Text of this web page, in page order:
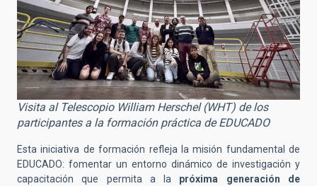
Visita al Telescopio William Herschel (WHT) de los
participantes a la formación práctica de EDUCADO
Esta iniciativa de formación refleja la misión fundamental de
EDUCADO: fomentar un entorno dinámico de investigación y
capacitación que permita a la próxima generación de